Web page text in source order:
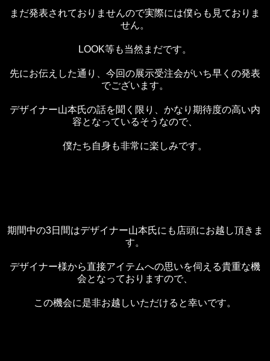
まだ発表されておりませんので実際には僕らも見ておりま
せん。
LOOK等も当然まだです。
先にお伝えした通り、今回の展示受注会がいち早くの発表
でございます。
デザイナー山本氏の話を聞く限り、かなり期待度の高い内
容となっているそうなので、
僕たち自身も非常に楽しみです。
期間中の3日間はデザイナー山本氏にも店頭にお越し頂きま
す。
デザイナー様から直接アイテムへの思いを伺える貴重な機
会となっておりますので、
この機会に是非お越しいただけると幸いです。